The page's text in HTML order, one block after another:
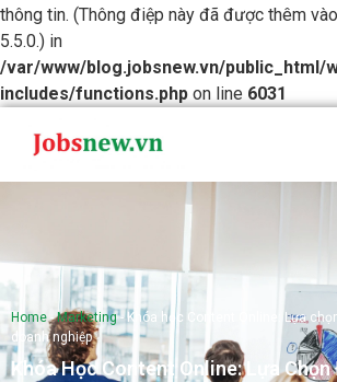
thông tin. (Thông điệp này đã được thêm
5.5.0.) in
/var/www/blog.jobsnew.vn/public_html/
includes/functions.php on line 6031
Home-Marketing-Khóa học Content Online: Lựa
doanh nghiệp
Khóa Học Content Online: Lựa